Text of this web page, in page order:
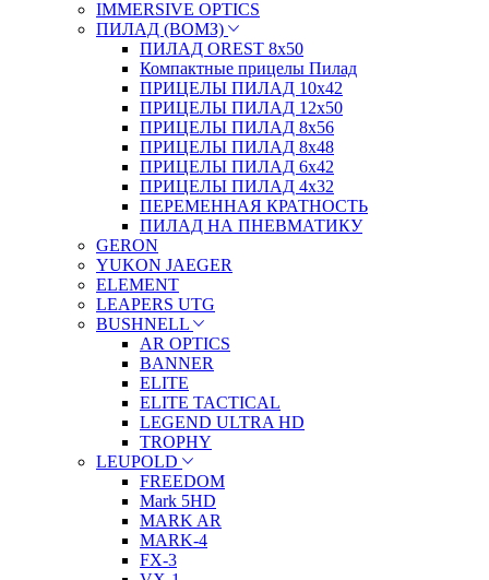
IMMERSIVE OPTICS
ПИЛАД (ВОМЗ)
ПИЛАД OREST 8х50
Компактные прицелы Пилад
ПРИЦЕЛЫ ПИЛАД 10х42
ПРИЦЕЛЫ ПИЛАД 12х50
ПРИЦЕЛЫ ПИЛАД 8х56
ПРИЦЕЛЫ ПИЛАД 8х48
ПРИЦЕЛЫ ПИЛАД 6х42
ПРИЦЕЛЫ ПИЛАД 4х32
ПЕРЕМЕННАЯ КРАТНОСТЬ
ПИЛАД НА ПНЕВМАТИКУ
GERON
YUKON JAEGER
ELEMENT
LEAPERS UTG
BUSHNELL
AR OPTICS
BANNER
ELITE
ELITE TACTICAL
LEGEND ULTRA HD
TROPHY
LEUPOLD
FREEDOM
Mark 5HD
MARK AR
MARK-4
FX-3